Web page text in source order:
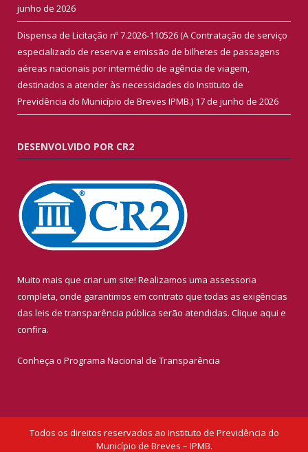
junho de 2026
Dispensa de Licitação nº 7.2026-110526 (A Contratação de serviço
especializado de reserva e emissão de bilhetes de passagens
aéreas nacionais por intermédio de agência de viagem,
destinados a atender às necessidades do Instituto de
Previdência do Município de Breves IPMB.) 17 de junho de 2026
DESENVOLVIDO POR CR2
Muito mais que criar um site! Realizamos uma assessoria
completa, onde garantimos em contrato que todas as exigências
das leis de transparência pública serão atendidas. Clique aqui e
confira.
Conheça o Programa Nacional de Transparência
Todos os direitos reservados ao Instituto de Previdência do
Município de Breves – IPMB.